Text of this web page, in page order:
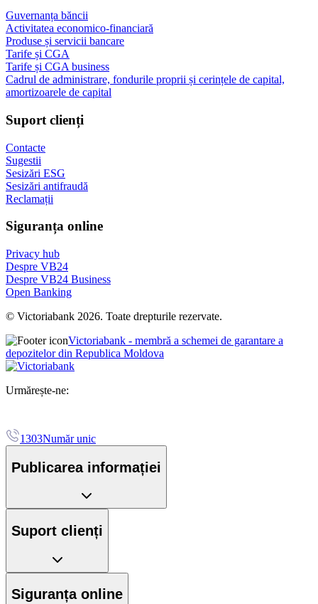
Guvernanța băncii
Activitatea economico-financiară
Produse și servicii bancare
Tarife și CGA
Tarife și CGA business
Cadrul de administrare, fondurile proprii și cerințele de capital,
amortizoarele de capital
Suport clienți
Contacte
Sugestii
Sesizări ESG
Sesizări antifraudă
Reclamații
Siguranța online
Privacy hub
Despre VB24
Despre VB24 Business
Open Banking
© Victoriabank 2026. Toate drepturile rezervate.
Victoriabank - membră a schemei de garantare a
depozitelor din Republica Moldova
Urmărește-ne:
1303Număr unic
Publicarea informației
Suport clienți
Siguranța online